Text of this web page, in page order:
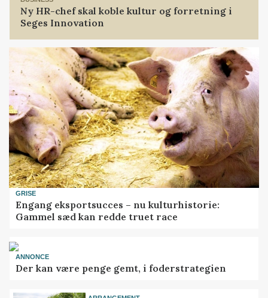
Ny HR-chef skal koble kultur og forretning i
Seges Innovation
GRISE
Engang eksportsucces – nu kulturhistorie:
Gammel sæd kan redde truet race
ANNONCE
Der kan være penge gemt, i foderstrategien